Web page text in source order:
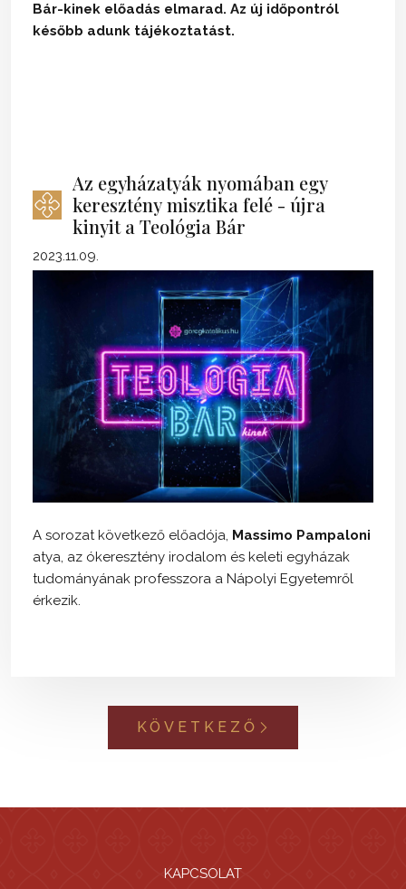
Bár-kinek előadás elmarad. Az új időpontról
később adunk tájékoztatást.
Az egyházatyák nyomában egy
keresztény misztika felé - újra
kinyit a Teológia Bár
2023.11.09.
A sorozat következő előadója, Massimo Pampaloni
atya, az ókeresztény irodalom és keleti egyházak
tudományának professzora a Nápolyi Egyetemről
érkezik.
KÖVETKEZŐ
KAPCSOLAT